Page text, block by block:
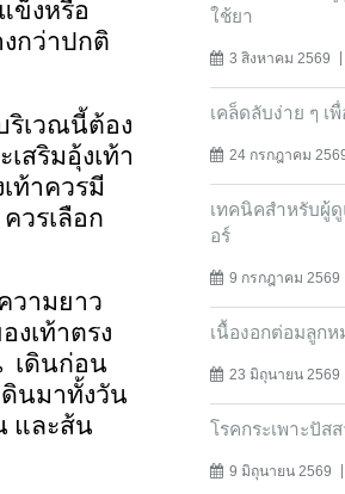
ข็งหรือ
กว่าปกติ
ริเวณนี้ต้อง
สริมอุ้งเท้า
ท้าควรมี
วรเลือก
วามยาว
งเท้าตรง
เดินก่อน
ดินมาทั้งวัน
และส้น
ใช้ยา
3 สิงหาคม 2569
เคล็ดลับง่าย ๆ เ
24 กรกฎาคม
เทคนิคสำหรับผู้
อร์
9 กรกฎาคม 2569
เนื้องอกต่อมลูกห
23 มิถุนายน 2569
โรคกระเพาะปัส
9 มิถุนายน 2569